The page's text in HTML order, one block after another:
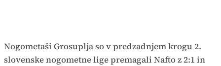
Nogometaši Grosuplja so v predzadnjem krogu 2.
slovenske nogometne lige premagali Nafto z 2:1 in